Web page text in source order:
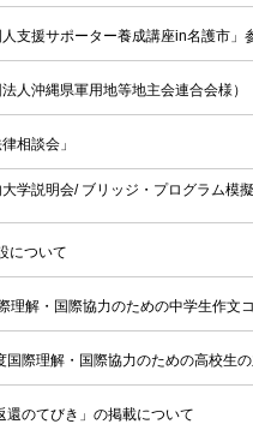
支援サポーター養成講座in名護市」
人沖縄県軍用地等地主会連合会様）
相談会」
学説明会/ ブリッジ・プログラム模
について
理解・国際協力のための中学生作文
際理解・国際協力のための高校生
還のてびき」の掲載について